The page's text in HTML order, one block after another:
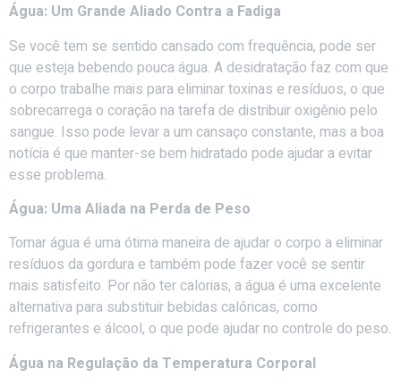
Água: Um Grande Aliado Contra a Fadiga
Se você tem se sentido cansado com frequência, pode ser
que esteja bebendo pouca água. A desidratação faz com que
o corpo trabalhe mais para eliminar toxinas e resíduos, o que
sobrecarrega o coração na tarefa de distribuir oxigênio pelo
sangue. Isso pode levar a um cansaço constante, mas a boa
notícia é que manter-se bem hidratado pode ajudar a evitar
esse problema.
Água: Uma Aliada na Perda de Peso
Tomar água é uma ótima maneira de ajudar o corpo a eliminar
resíduos da gordura e também pode fazer você se sentir
mais satisfeito. Por não ter calorias, a água é uma excelente
alternativa para substituir bebidas calóricas, como
refrigerantes e álcool, o que pode ajudar no controle do peso.
Água na Regulação da Temperatura Corporal